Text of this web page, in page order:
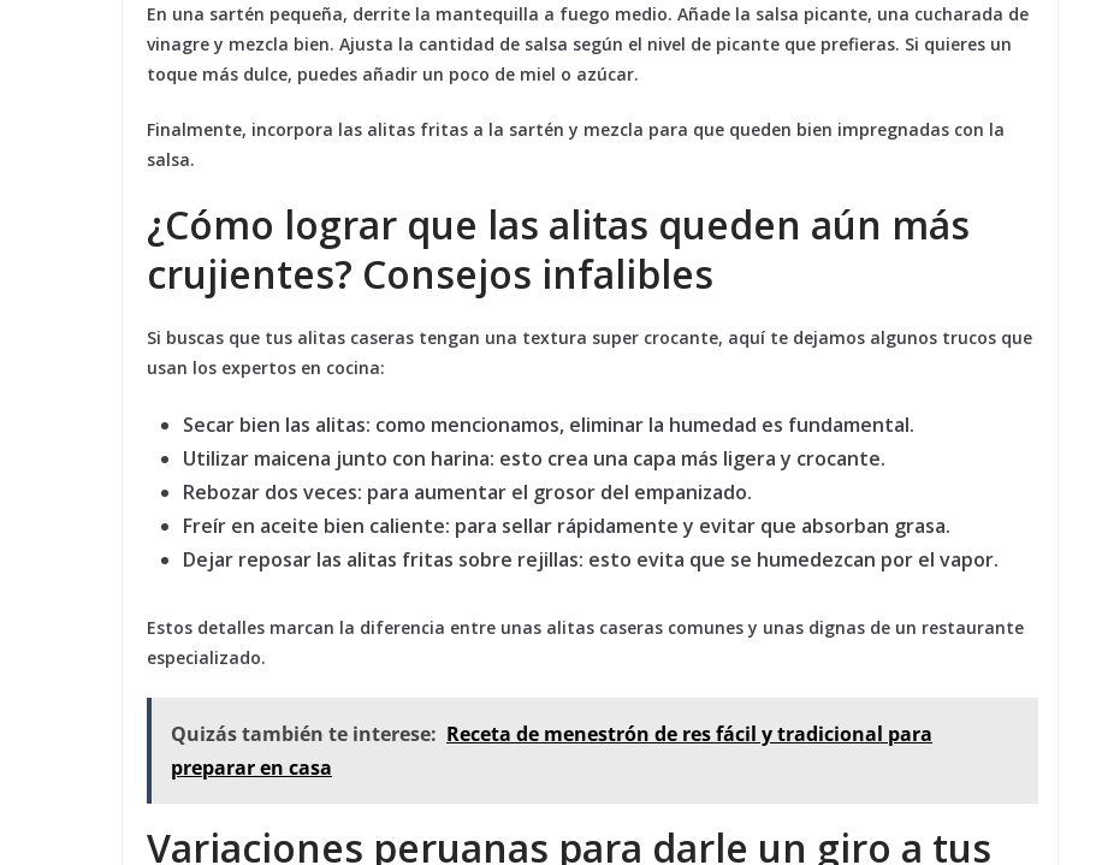
En una sartén pequeña, derrite la mantequilla a fuego medio. Añade la salsa picante, una cucharada de
vinagre y mezcla bien. Ajusta la cantidad de salsa según el nivel de picante que prefieras. Si quieres un
toque más dulce, puedes añadir un poco de miel o azúcar.
Finalmente, incorpora las alitas fritas a la sartén y mezcla para que queden bien impregnadas con la
salsa.
¿Cómo lograr que las alitas queden aún más
crujientes? Consejos infalibles
Si buscas que tus alitas caseras tengan una textura super crocante, aquí te dejamos algunos trucos que
usan los expertos en cocina:
Secar bien las alitas: como mencionamos, eliminar la humedad es fundamental.
Utilizar maicena junto con harina: esto crea una capa más ligera y crocante.
Rebozar dos veces: para aumentar el grosor del empanizado.
Freír en aceite bien caliente: para sellar rápidamente y evitar que absorban grasa.
Dejar reposar las alitas fritas sobre rejillas: esto evita que se humedezcan por el vapor.
Estos detalles marcan la diferencia entre unas alitas caseras comunes y unas dignas de un restaurante
especializado.
Quizás también te interese: Receta de menestrón de res fácil y tradicional para
preparar en casa
Variaciones peruanas para darle un giro a tus